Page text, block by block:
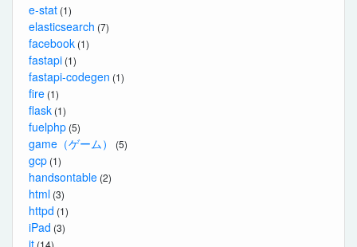
e-stat (1)
elasticsearch (7)
facebook (1)
fastapi (1)
fastapi-codegen (1)
fire (1)
flask (1)
fuelphp (5)
game（ゲーム） (5)
gcp (1)
handsontable (2)
html (3)
httpd (1)
iPad (3)